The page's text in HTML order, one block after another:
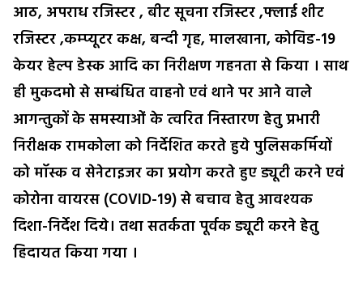
आठ, अपराध रजिस्टर , बीट सूचना रजिस्टर ,फ्लाई शीट
रजिस्टर ,कम्प्यूटर कक्ष, बन्दी गृह, मालखाना, कोविड-19
केयर हेल्प डेस्क आदि का निरीक्षण गहनता से किया । साथ
ही मुकदमो से सम्बंधित वाहनो एवं थाने पर आने वाले
आगन्तुकों के समस्याओं के त्वरित निस्तारण हेतु प्रभारी
निरीक्षक रामकोला को निर्देशित करते हुये पुलिसकर्मियों
को मॉस्क व सेनेटाइजर का प्रयोग करते हुए ड्यूटी करने एवं
कोरोना वायरस (COVID-19) से बचाव हेतु आवश्यक
दिशा-निर्देश दिये। तथा सतर्कता पूर्वक ड्यूटी करने हेतु
हिदायत किया गया ।